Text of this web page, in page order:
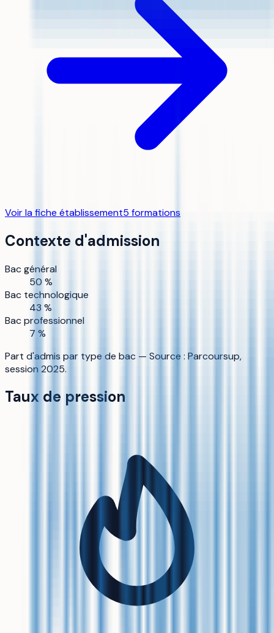
Voir la fiche établissement5 formations
Contexte d'admission
Bac général
50 %
Bac technologique
43 %
Bac professionnel
7 %
Part d'admis par type de bac — Source : Parcoursup,
session 2025.
Taux de pression